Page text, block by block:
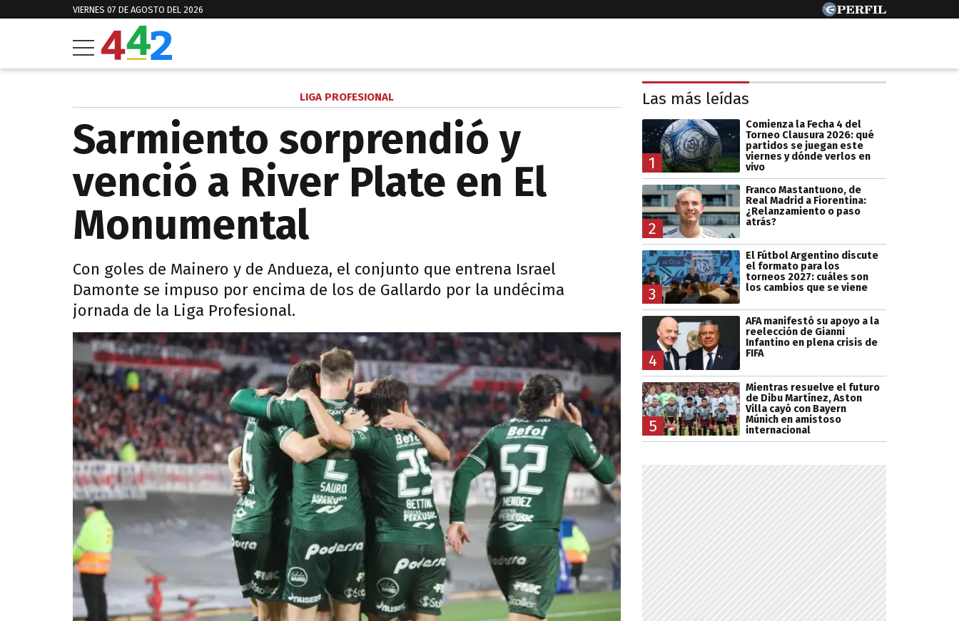
VIERNES 07 DE AGOSTO DEL 2026
LIGA PROFESIONAL
Sarmiento sorprendió y
venció a River Plate en El
Monumental
Con goles de Mainero y de Andueza, el conjunto que entrena Israel
Damonte se impuso por encima de los de Gallardo por la undécima
jornada de la Liga Profesional.
Las más leídas
1
Comienza la Fecha 4 del
Torneo Clausura 2026: qué
partidos se juegan este
viernes y dónde verlos en
vivo
2
Franco Mastantuono, de
Real Madrid a Fiorentina:
¿Relanzamiento o paso
atrás?
3
El Fútbol Argentino discute
el formato para los
torneos 2027: cuáles son
los cambios que se viene
4
AFA manifestó su apoyo a la
reelección de Gianni
Infantino en plena crisis de
FIFA
5
Mientras resuelve el futuro
de Dibu Martínez, Aston
Villa cayó con Bayern
Múnich en amistoso
internacional